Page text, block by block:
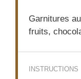
Garnitures
fruits,
INSTRUCTIONS